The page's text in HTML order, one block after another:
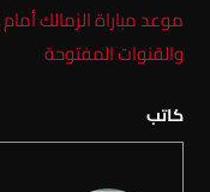
موعد مباراة الزمالك
والقنوات المفتوحة
كاتب